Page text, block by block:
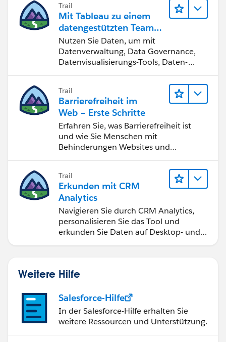
Trail
Mit Tableau zu einem
datengestützten Team
werden
Nutzen Sie Daten, um mit
Datenverwaltung, Data Governance,
Datenvisualisierungs-Tools, Daten-
bessere Geschäftsergebnisse zu
erzielen.
Trail
Barrierefreiheit im
Web – Erste Schritte
Erfahren Sie, was Barrierefreiheit ist
und wie Sie Menschen mit
Behinderungen Websites und
Trail
Erkunden mit CRM
Analytics
Navigieren Sie durch CRM Analytics,
personalisieren Sie das Tool und
erkunden Sie Daten auf Desktop- und
Weitere Hilfe
Salesforce-Hilfe
In der Salesforce-Hilfe erhalten Sie
weitere Ressourcen und Unterstützung.